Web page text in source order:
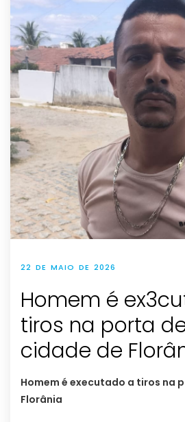
22 DE MAIO DE 2026
Homem é
tiros na porta
cidade de
Homem é executado a tiros na
Florânia